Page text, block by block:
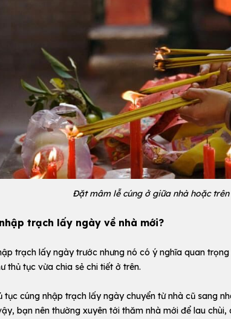
Đặt mâm lễ cúng ở giữa nhà hoặc
trạch lấy ngày về nhà mới?
trạch lấy ngày trước nhưng nó có ý nghĩa quan
thủ tục vừa chia sẻ chi tiết ở trên.
tục cúng nhập trạch lấy ngày chuyển từ nhà cũ sang
bạn nên thường xuyên tới thăm nhà mới để lau